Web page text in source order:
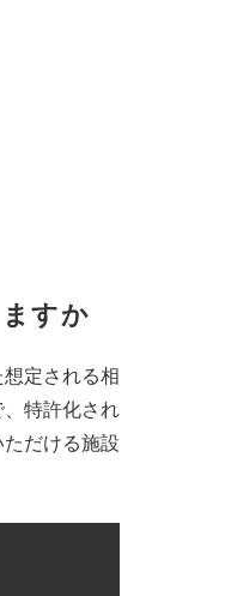
すか
定される相
特許化され
だける施設